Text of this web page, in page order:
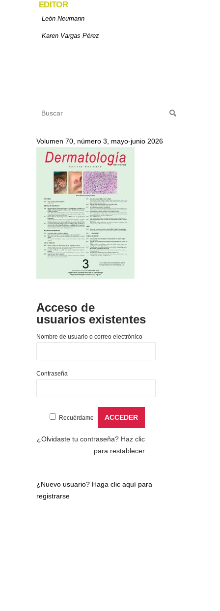
EDITOR
León Neumann
Karen Vargas Pérez
Volumen 70, número 3, mayo-junio 2026
Acceso de
usuarios existentes
Nombre de usuario o correo electrónico
Contraseña
Recuérdame
¿Olvidaste tu contraseña? Haz clic
para restablecer
¿Nuevo usuario? Haga clic aquí para
registrarse